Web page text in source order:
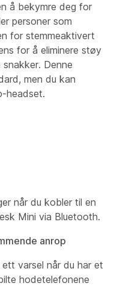
å bekymre deg for
personer som
for stemmeaktivert
for å eliminere støy
Denne
men du kan
headset.
når du kobler til en
Mini via Bluetooth.
anrop
varsel når du har et
hodetelefonene